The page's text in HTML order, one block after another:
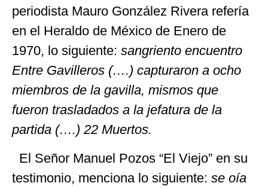
periodista Mauro González Rivera refería
en el Heraldo de México de Enero de
1970, lo siguiente: sangriento encuentro
Entre Gavilleros (….) capturaron a ocho
miembros de la gavilla, mismos que
fueron trasladados a la jefatura de la
partida (….) 22 Muertos.
El Señor Manuel Pozos “El Viejo” en su
testimonio, menciona lo siguiente: se oía